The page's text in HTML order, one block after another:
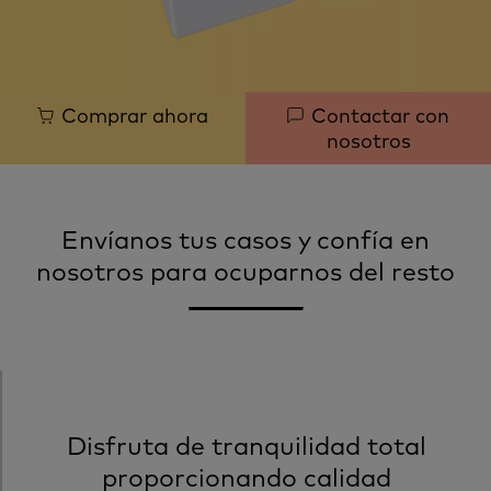
Quick
links
Comprar ahora
Contactar con
nosotros
Envíanos tus casos y confía en
nosotros para ocuparnos del resto
Disfruta de tranquilidad total
proporcionando calidad